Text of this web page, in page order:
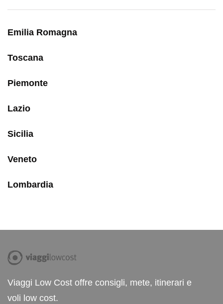
Emilia Romagna
Toscana
Piemonte
Lazio
Sicilia
Veneto
Lombardia
Viaggi Low Cost offre consigli, mete, itinerari e
voli low cost.